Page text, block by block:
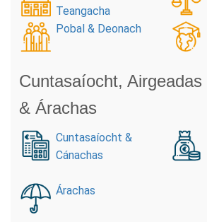
Teangacha
Pobal & Deonach
Cuntasaíocht, Airgeadas
& Árachas
Cuntasaíocht &
Cánachas
Árachas